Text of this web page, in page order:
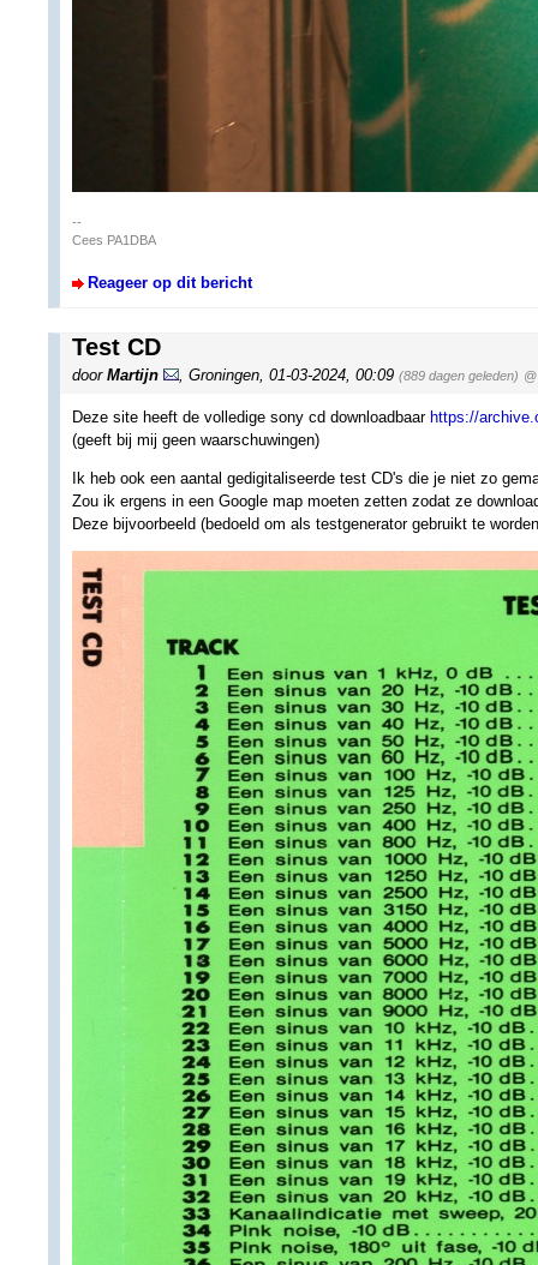
--
Cees PA1DBA
Reageer op dit bericht
Test CD
door Martijn , Groningen, 01-03-2024, 00:09 (889 dagen geleden)
Deze site heeft de volledige sony cd downloadbaar https://
(geeft bij mij geen waarschuwingen)
Ik heb ook een aantal gedigitaliseerde test CD's die je niet zo
Zou ik ergens in een Google map moeten zetten zodat ze
Deze bijvoorbeeld (bedoeld om als testgenerator gebruikt te